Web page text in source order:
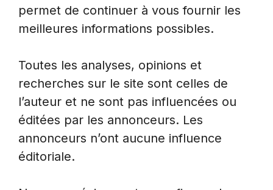
permet de continuer à vous fournir les
meilleures informations possibles.
Toutes les analyses, opinions et
recherches sur le site sont celles de
l’auteur et ne sont pas influencées ou
éditées par les annonceurs. Les
annonceurs n’ont aucune influence
éditoriale.